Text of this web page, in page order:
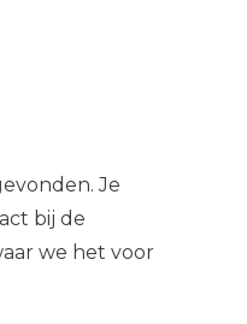
Je
bij de
we het voor